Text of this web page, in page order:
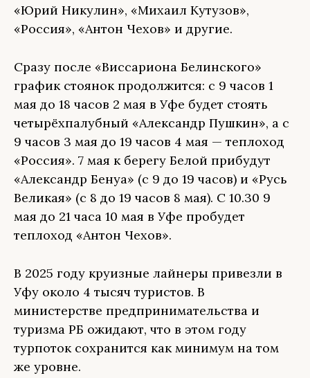
«Юрий Никулин», «Михаил Кутузов»,
«Россия», «Антон Чехов» и другие.
Сразу после «Виссариона Белинского»
график стоянок продолжится: с 9 часов 1
мая до 18 часов 2 мая в Уфе будет стоять
четырёхпалубный «Александр Пушкин», а с
9 часов 3 мая до 19 часов 4 мая — теплоход
«Россия». 7 мая к берегу Белой прибудут
«Александр Бенуа» (с 9 до 19 часов) и «Русь
Великая» (с 8 до 19 часов 8 мая). С 10.30 9
мая до 21 часа 10 мая в Уфе пробудет
теплоход «Антон Чехов».
В 2025 году круизные лайнеры привезли в
Уфу около 4 тысяч туристов. В
министерстве предпринимательства и
туризма РБ ожидают, что в этом году
турпоток сохранится как минимум на том
же уровне.